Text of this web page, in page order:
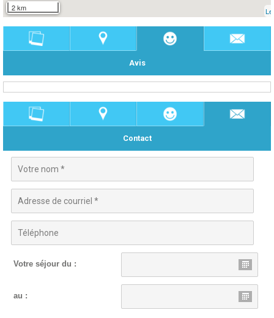
2 km
Avis
Contact
Votre séjour du :
au :